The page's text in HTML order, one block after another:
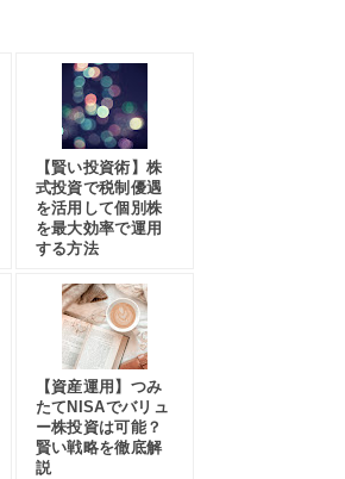
【賢い投資術】株
式投資で税制優遇
を活用して個別株
を最大効率で運用
する方法
【資産運用】つみ
たてNISAでバリュ
ー株投資は可能？
賢い戦略を徹底解
説